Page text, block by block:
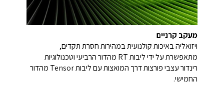
מעקב קרניים
ויזואליה באיכות קולנועית במהירות חסרת תקדים,
מתאפשרת על ידי ליבות RT מהדור הרביעי וטכנולוגיות
רינדור עצבי פורצות דרך המואצות עם ליבות Tensor מהדור
החמישי.